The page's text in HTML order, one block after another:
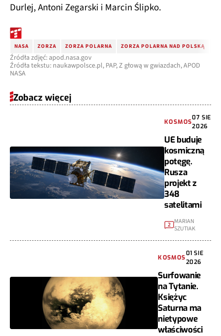
Durlej, Antoni Zegarski i Marcin Ślipko.
NASA ZORZA ZORZA POLARNA ZORZA POLARNA NAD POLSKĄ
Źródła zdjęć: apod.nasa.gov
Źródła tekstu: naukawpolsce.pl, PAP, Z głową w gwiazdach, APOD
NASA
Zobacz więcej
KOSMOS
07 SIE
2026
UE buduje
kosmiczną
potęgę.
Rusza
projekt z
348
satelitami
2
MARIAN
SZUTIAK
KOSMOS
01 SIE
2026
Surfowanie
na Tytanie.
Księżyc
Saturna ma
nietypowe
właściwości